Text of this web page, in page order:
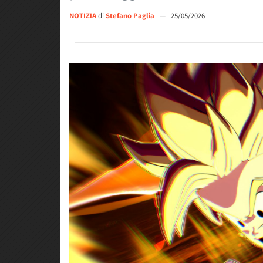
NOTIZIAdi Stefano Paglia — 25/05/2026